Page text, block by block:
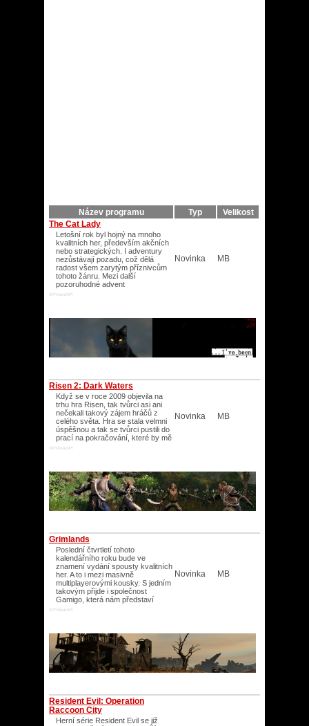
Název programu Typ
Velikost
The Cat Lady
Letošní rok byl hojný na mnoho
kvalitních her, především akčních
nebo strategických. I adventury
nezůstávají pozadu, což dělá
radost všem zarytým příznivcům
tohoto žánru. Mezi další
pozoruhodné advent
XP/Vista/XP/
Novinka MB
Risen 2: Dark Waters
Když se v roce 2009 objevila na
trhu hra Risen, tak tvůrci asi ani
nečekali takový zájem hráčů z
celého světa. Hra se stala velmni
úspěšnou a tak se tvůrci pustili do
prací na pokračování, které by mě
XP/Vista/XP/
Novinka MB
Grimlands
Poslední čtvrtletí tohoto
kalendářního roku bude ve
znamení vydání spousty kvalitních
her. A to i mezi masivně
multiplayerovými kousky. S jedním
takovým přijde i společnost
Gamigo, která nám představí
XP/Vista/XP/
Novinka MB
Resident Evil: Operation
Raccoon City
Herní série Resident Evil se již